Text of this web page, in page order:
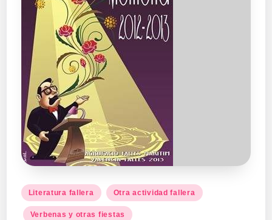
Publicado
en
Literatura fallera Otra actividad fallera
Verbenas y otras fiestas